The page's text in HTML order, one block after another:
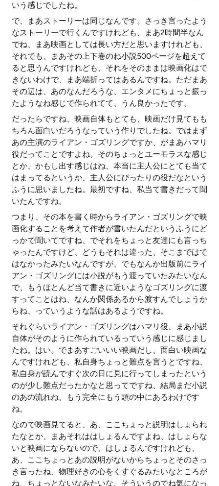
いう感じでしたね。
で、まあストーリーは同じなんです。さっき言ったよう
なストーリーで行くんですけれども、まあ2時間半なん
でね、まあ映画としては長い方だと思いますけれども、
それでも、まあその上下巻のね小説500ページを超えて
ると思うんですけれども、それをそのままは映画化はで
きないわけで、まあ端折ってはあるんですね。ただまあ
その辺は、あのなんだろうな、エンタメにちょっと振っ
たようなね感じで作られてて、うん良かったです。
だったらですね、映画自体もとても、映画だけ見てもも
ちろん面白いだろうなっていう作りでしたね。ではまず
あの主演のライアン・ゴズリングですか、がまあハマリ
役だってことですよね。そのちょっとユーモラスな感じ
とか、かもし出す感じはね、本当に主人公にとても当て
はまってるというか、主人公にぴったりの役だなという
ふうに思いましたね。最初ですね、私当て書きだって聞
いたんですね。
つまり、その本を書く時からライアン・ゴズリングで映
画化することを考えて作者が書いたんだというふうにど
っかで聞いてですね、でそれをちょっと友達にも言っち
ゃったんですけど、どうもそれは違った、そこまではで
はなかったみたいなんですが、でもなんか出版前にライ
アン・ゴズリングには小説がもう渡っていたみたいなん
で、もうほとんど当て書きに近いようなゴズリングに渡
すってことはね、なんか関係あるから渡すんでしょうか
らね、っていうような話はあるようですね。
それぐらいライアン・ゴズリングはハマリ役、まあ小説
自体がそのように作られているっていう感じに感じまし
たね。はい。でまあすごいいい映画だし、面白い映画な
んですけれども、私自身ちょっと難点を言うとですね、
私自身が読んですぐ次の日に見に行ってしまったという
のが少し難点だったかなと思ってですね、結局まだ小説
のあの流れね、もう完全にもう頭の中にあるわけです
ね。
なので映画見てると、あ、ここちょっと説明はしょられ
たなとか、まあそれははしょるんですよね、はしょらな
いと映画にならないので、はしょるんですけれども、
あ、ここちょっとあの説明がないからちょっとそのさっ
き言ったね、物理好きの心をくすぐるみたいなところが
ね、ちょっとないなみたいな、そういうのでね気になっ